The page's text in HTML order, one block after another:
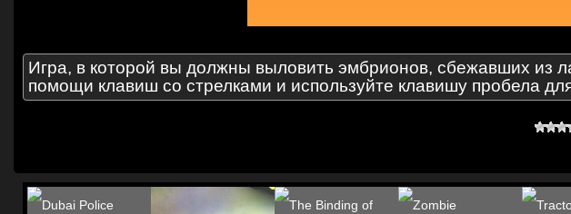
Игра, в которой вы должны выловить эмбрионов, сбежавших из
помощи клавиш со стрелками и используйте клавишу пробела